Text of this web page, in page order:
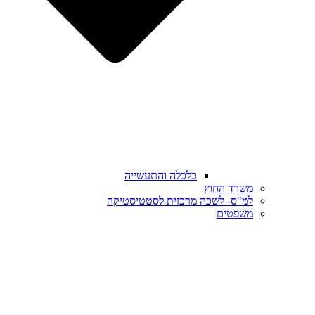
כלכלה והתעשייה
משרד החוץ
למ"ס- לשכה מרכזית לסטטיסטיקה
משפטים